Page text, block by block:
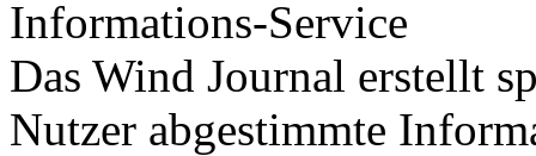
Informations-Service
Das Wind Journal erstellt
Nutzer abgestimmte